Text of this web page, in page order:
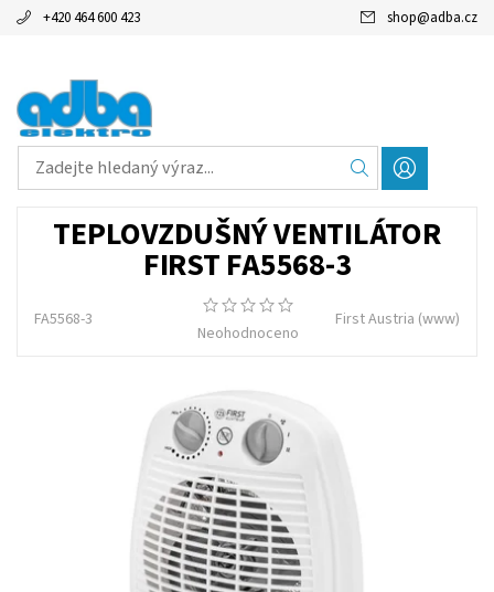
+420 464 600 423 shop@adba.cz
TEPLOVZDUŠNÝ VENTILÁTOR
FIRST FA5568-3
FA5568-3
Neohodnoceno
First Austria (www)